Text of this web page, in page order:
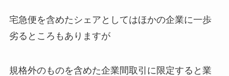
宅急便を含めたシェアとしてはほかの企業に一歩
劣るところもありますが
規格外のものを含めた企業間取引に限定すると業